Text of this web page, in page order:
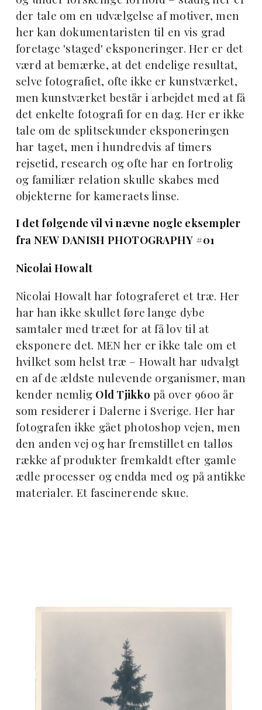
der tale om en udvælgelse af motiver, men
her kan dokumentaristen til en vis grad
foretage 'staged' eksponeringer. Her er det
værd at bemærke, at det endelige resultat,
selve fotografiet, ofte ikke er kunstværket,
men kunstværket består i arbejdet med at få
det enkelte fotografi for en dag. Her er ikke
tale om de splitsekunder eksponeringen
har taget, men i hundredvis af timers
rejsetid, research og ofte har en fortrolig
og familiær relation skulle skabes med
objekterne for kameraets linse.
I det følgende vil vi nævne nogle eksempler
fra NEW DANISH PHOTOGRAPHY #01
Nicolai Howalt
Nicolai Howalt har fotograferet et træ. Her
har han ikke skullet føre lange dybe
samtaler med træet for at få lov til at
eksponere det. MEN her er ikke tale om et
hvilket som helst træ – Howalt har udvalgt
en af de ældste nulevende organismer, man
kender nemlig Old Tjikko på over 9600 år
som residerer i Dalerne i Sverige. Her har
fotografen ikke gået photoshop vejen, men
den anden vej og har fremstillet en talløs
række af produkter fremkaldt efter gamle
ædle processer og endda med og på antikke
materialer. Et fascinerende skue.